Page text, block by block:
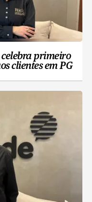
celebra primeiro
clientes em PG